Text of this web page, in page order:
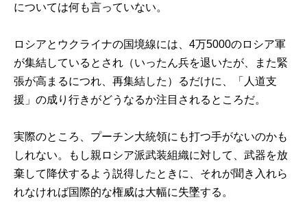
については何も言っていない。
ロシアとウクライナの国境線には、4万5000のロシア軍
が集結しているとされ（いったん兵を退いたが、また緊
張が高まるにつれ、再集結した）るだけに、「人道支
援」の成り行きがどうなるか注目されるところだ。
実際のところ、プーチン大統領にも打つ手がないのかも
しれない。もし親ロシア派武装組織に対して、武器を放
棄して降伏するよう説得したときに、それが聞き入れら
れなければ国際的な権威は大幅に失墜する。